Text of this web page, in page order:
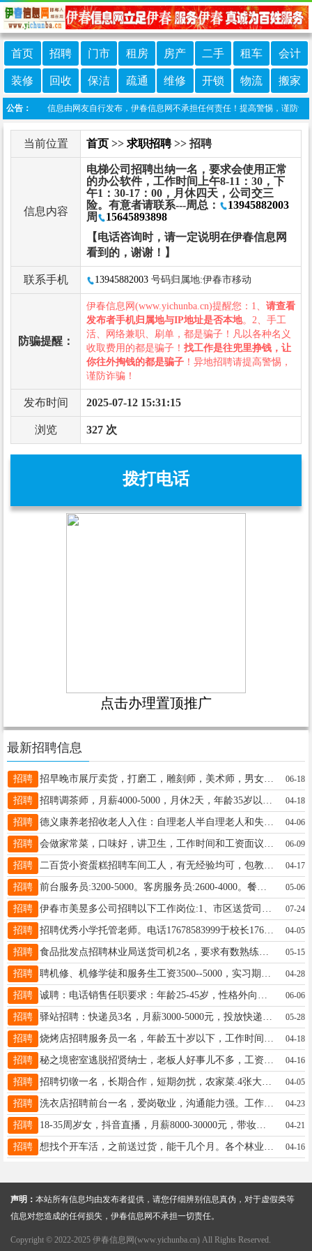
首页 招聘 门市 租房 房产 二手 租车 会计
装修 回收 保洁 疏通 维修 开锁 物流 搬家
公告：
：本栏目信息由网友自行发布，伊春信息网不承担任何责任！提高警惕，谨防诈
当前位置 首页 >> 求职招聘>> 招聘
信息内容
电梯公司招聘出纳一名，要求会使用正常
的办公软件，工作时间上午8-11：30，下
午1：30-17：00，月休四天，公司交三
险。有意者请联系---周总：
13945882003
周
15645893898
【电话咨询时，请一定说明在伊春信息网
看到的，谢谢！】
联系手机 13945882003 号码归属地:伊春市移动
防骗提醒：
伊春信息网(www.yichunba.cn)提醒您：1、 请查看
发布者手机归属地与IP地址是否本地。2、手工
活、网络兼职、刷单，都是骗子！凡以各种名义
收取费用的都是骗子！ 找工作是往兜里挣钱，让
你往外掏钱的都是骗子 ！异地招聘请提高警惕，
谨防诈骗！
发布时间 2025-07-12 15:31:15
浏览 327 次
拨打电话
点击办理置顶推广
最新招聘信息
招聘 招早晚市展厅卖货，打磨工，雕刻师，美术师，男女均可13354582627陈先生13354582627 06-18
招聘 04-18
招聘 04-06
招聘 06-09
招聘 04-17
招聘 05-06
招聘 07-24
招聘 招聘优秀小学托管老师。电话17678583999于校长17678583999 04-05
招聘 05-15
招聘 04-28
招聘 06-06
招聘 05-28
招聘 04-18
招聘 04-16
招聘 招聘切镦一名，长期合作，短期勿扰，农家菜.4张大桌，地址环城小区，夜市门口，饭口勿扰，谢谢，工资4000到4500.秦女士13945891195 04-05
招聘 洗衣店招聘前台一名，爱岗敬业，沟通能力强。工作时间早7:30~6:00，每月15号30号下午带薪休息。工资底薪+餐补。能长期工作的。段女士18714581906 04-23
招聘 18-35周岁女，抖音直播，月薪8000-30000元，带妆上播，口齿清晰，有无经验均可，工作6个小时（多播多得），提供所有设备及场地，需要在公司直播。工作时间，晚上15：00至早上5：00任选6个小时。跟随公司发展，有能力的晋升团播带队，成为合作伙伴。孙先生18004585879 04-21
招聘 04-16
声明： 本站所有信息均由发布者提供，请您仔细辨别信息真伪，对于虚假类等
信息对您造成的任何损失，伊春信息网不承担一切责任。
Copyright © 2022-2025 伊春信息网(www.yichunba.cn) All Rights Reserved.